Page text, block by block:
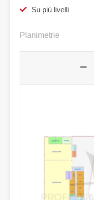
Su più livelli
Planimetrie